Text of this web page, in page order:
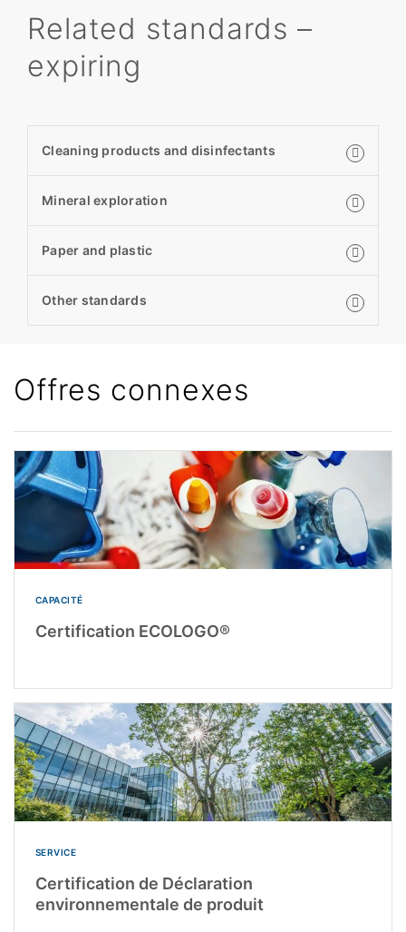
Related standards –
expiring
Cleaning products and disinfectants
Mineral exploration
Paper and plastic
Other standards
Offres connexes
CAPACITÉ
Certification ECOLOGO®
SERVICE
Certification de Déclaration
environnementale de produit